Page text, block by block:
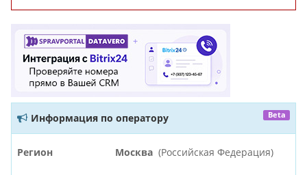
Информация по оператору Beta
Регион Москва (Российская Федерация)